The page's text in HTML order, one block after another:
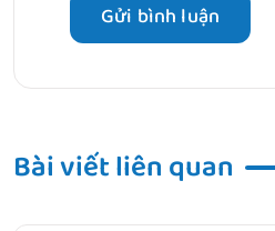
Bài viết liên quan